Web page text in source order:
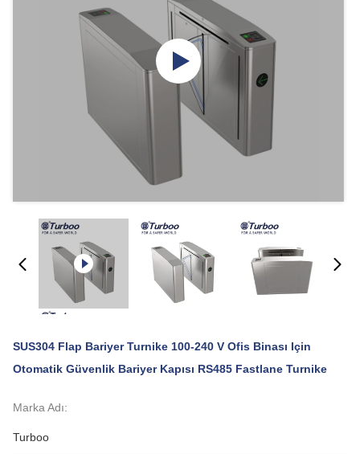
SUS304 Flap Bariyer Turnike 100-240 V Ofis Binası Için
Otomatik Güvenlik Bariyer Kapısı RS485 Fastlane Turnike
Marka Adı:
Turboo